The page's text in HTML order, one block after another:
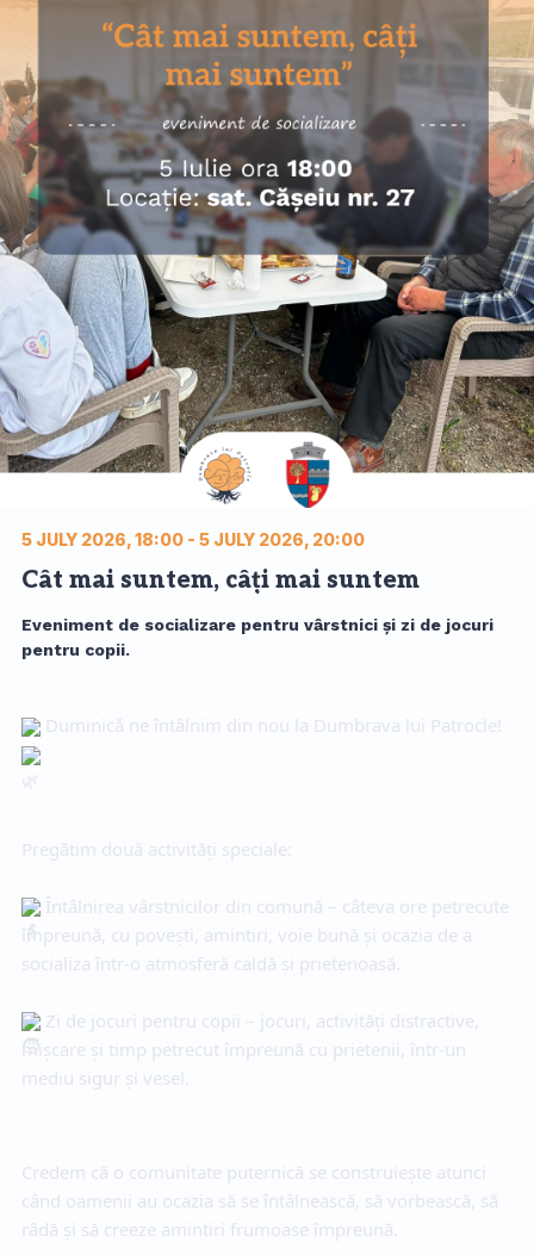
5 JULY 2026, 18:00 - 5 JULY 2026, 20:00
Cât mai suntem, câți mai suntem
Eveniment de socializare pentru vârstnici şi zi de jocuri
pentru copii.
Duminicǎ ne întâlnim din nou la Dumbrava lui Patrocle!
Pregătim două activități speciale:
Întâlnirea vârstnicilor din comună – câteva ore petrecute
împreună, cu povești, amintiri, voie bună și ocazia de a
socializa într-o atmosferă caldă și prietenoasă.
Zi de jocuri pentru copii – jocuri, activități distractive,
mișcare și timp petrecut împreună cu prietenii, într-un
mediu sigur și vesel.
Credem că o comunitate puternică se construiește atunci
când oamenii au ocazia să se întâlnească, să vorbească, să
râdă și să creeze amintiri frumoase împreună.